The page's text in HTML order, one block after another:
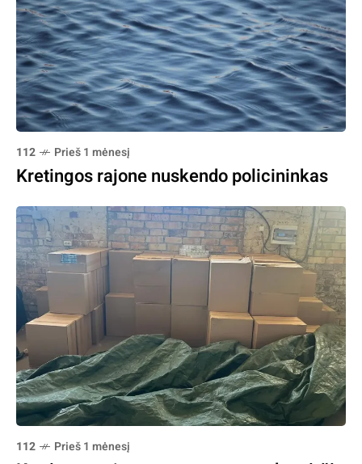
112 Prieš 1 mėnesį
Kretingos rajone nuskendo policininkas
112 Prieš 1 mėnesį